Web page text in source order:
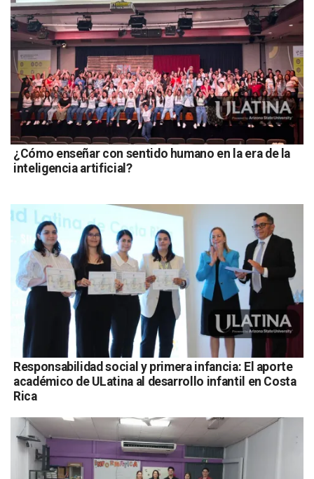
¿Cómo enseñar con sentido humano en la era de la
inteligencia artificial?
Responsabilidad social y primera infancia: El aporte
académico de ULatina al desarrollo infantil en Costa
Rica